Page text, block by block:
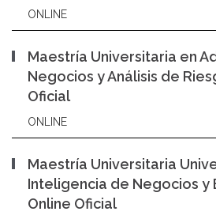
ONLINE
Maestría Universitaria en
Negocios y Análisis de
Oficial
ONLINE
Maestría Universitaria
Inteligencia de Negocios y
Online Oficial